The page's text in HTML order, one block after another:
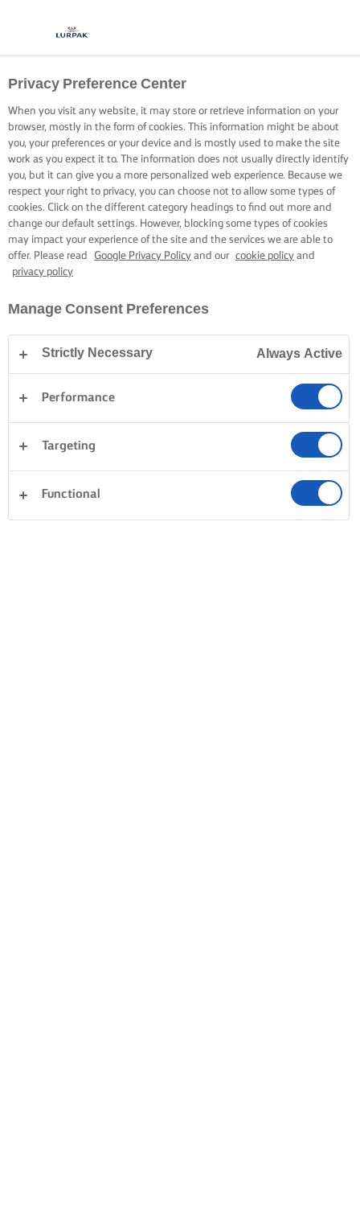
Privacy Preference Center
When you visit any website, it may store or retrieve information on your
browser, mostly in the form of cookies. This information might be about
you, your preferences or your device and is mostly used to make the site
work as you expect it to. The information does not usually directly identify
you, but it can give you a more personalized web experience. Because we
respect your right to privacy, you can choose not to allow some types of
cookies. Click on the different category headings to find out more and
change our default settings. However, blocking some types of cookies
may impact your experience of the site and the services we are able to
offer. Please read
Google Privacy Policy and our cookie policy and
privacy policy
Manage Consent Preferences
Strictly Necessary Always Active
Performance
Targeting
Functional